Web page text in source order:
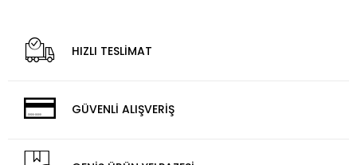
HIZLI TESLİMAT
GÜVENLİ ALIŞVERİŞ